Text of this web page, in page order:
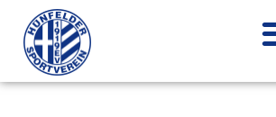
Inhalt
springen